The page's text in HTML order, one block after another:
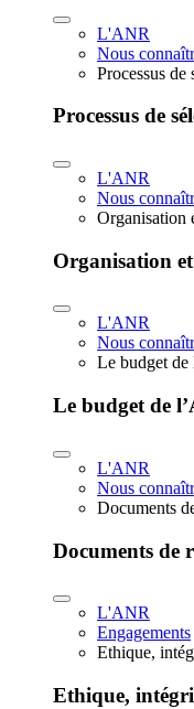
L'ANR
Nous
Processus de
Processus de
L'ANR
Nous
Organisation
Organisation
L'ANR
Nous
Le budget de
Le budget de
L'ANR
Nous
Documents
Documents de
L'ANR
Engagements
Ethique,
Ethique,